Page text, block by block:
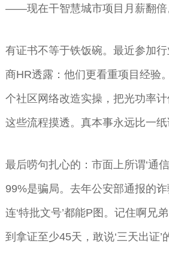
——现在干智慧城市项目月薪翻倍
有证书不等于铁饭碗。最近参加
商HR透露：他们更看重项目经验
个社区网络改造实操，把光功率
这些流程摸透。真本事永远比一纸
最后唠句扎心的：市面上所谓‘通
99%是骗局。去年公安部通报的
连‘特批文号’都能P图。记住啊兄
到拿证至少45天，敢说‘三天出证’